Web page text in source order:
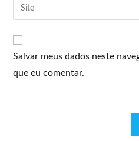
Salvar meus dados neste
que eu comentar.